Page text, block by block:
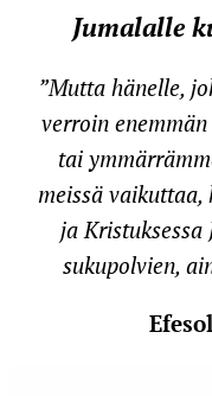
Jumalalle
”Mutta hänelle,
verroin
tai
meissä vaikuttaa,
ja Kristuksessa
sukupolvien,